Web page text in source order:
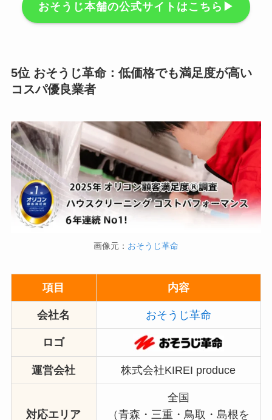
おそうじ本舗の公式サイトはこちら▶
5位 おそうじ革命：低価格でも満足度が高い
コスパ優良業者
画像元： おそうじ革命
項目 内容
会社名 おそうじ革命
ロゴ
運営会社 株式会社KIREI produce
対応エリア
全国
（青森・三重・鳥取・島根を